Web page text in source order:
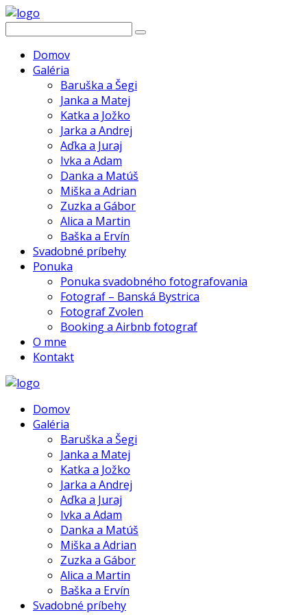
Domov
Galéria
Baruška a Šegi
Janka a Matej
Katka a Jožko
Jarka a Andrej
Aďka a Juraj
Ivka a Adam
Danka a Matúš
Miška a Adrian
Zuzka a Gábor
Alica a Martin
Baška a Ervín
Svadobné príbehy
Ponuka
Ponuka svadobného fotografovania
Fotograf – Banská Bystrica
Fotograf Zvolen
Booking a Airbnb fotograf
O mne
Kontakt
Domov
Galéria
Baruška a Šegi
Janka a Matej
Katka a Jožko
Jarka a Andrej
Aďka a Juraj
Ivka a Adam
Danka a Matúš
Miška a Adrian
Zuzka a Gábor
Alica a Martin
Baška a Ervín
Svadobné príbehy